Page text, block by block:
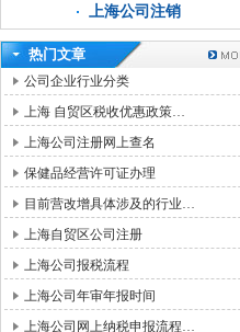
上海公司注销
热门文章
公司企业行业分类
上海 自贸区税收优惠政策…
上海公司注册网上查名
保健品经营许可证办理
目前营改增具体涉及的行业…
上海自贸区公司注册
上海公司报税流程
上海公司年审年报时间
上海公司网上纳税申报流程…